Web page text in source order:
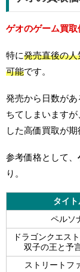
ゲオのゲーム買取
特に発売直後の
可能です。
発売から日数が
ちてしまいます
した高価買取が期
参考価格として、
り。
タイト
ペルソ
ドラゴンクエス
双子の王と予
ストリートフ